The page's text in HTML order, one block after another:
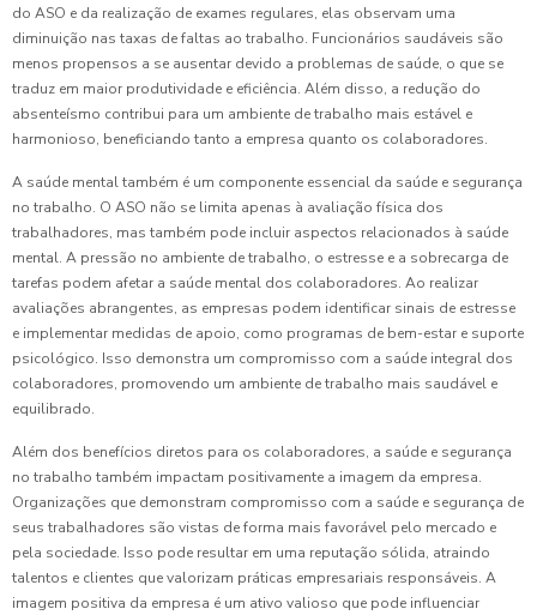
do ASO e da realização de exames regulares, elas observam uma
diminuição nas taxas de faltas ao trabalho. Funcionários saudáveis são
menos propensos a se ausentar devido a problemas de saúde, o que se
traduz em maior produtividade e eficiência. Além disso, a redução do
absenteísmo contribui para um ambiente de trabalho mais estável e
harmonioso, beneficiando tanto a empresa quanto os colaboradores.
A saúde mental também é um componente essencial da saúde e segurança
no trabalho. O ASO não se limita apenas à avaliação física dos
trabalhadores, mas também pode incluir aspectos relacionados à saúde
mental. A pressão no ambiente de trabalho, o estresse e a sobrecarga de
tarefas podem afetar a saúde mental dos colaboradores. Ao realizar
avaliações abrangentes, as empresas podem identificar sinais de estresse
e implementar medidas de apoio, como programas de bem-estar e suporte
psicológico. Isso demonstra um compromisso com a saúde integral dos
colaboradores, promovendo um ambiente de trabalho mais saudável e
equilibrado.
Além dos benefícios diretos para os colaboradores, a saúde e segurança
no trabalho também impactam positivamente a imagem da empresa.
Organizações que demonstram compromisso com a saúde e segurança de
seus trabalhadores são vistas de forma mais favorável pelo mercado e
pela sociedade. Isso pode resultar em uma reputação sólida, atraindo
talentos e clientes que valorizam práticas empresariais responsáveis. A
imagem positiva da empresa é um ativo valioso que pode influenciar